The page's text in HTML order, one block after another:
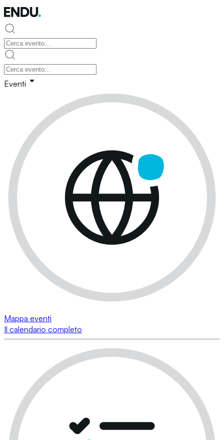
Eventi
Mappa eventi
Il calendario completo